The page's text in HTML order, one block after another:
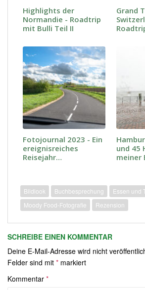
Highlights der
Normandie - Roadtrip
mit Bulli Teil II
Grand
Fotojournal 2023 - Ein
ereignisreiches
Reisejahr…
und 45
meiner
Bildlook Buchbesprechung
Essen und
Moody Food-Fotografie
Rezension
SCHREIBE EINEN KOMMENTAR
Deine E-Mail-Adresse wird nicht
Felder sind mit * markiert
Kommentar *